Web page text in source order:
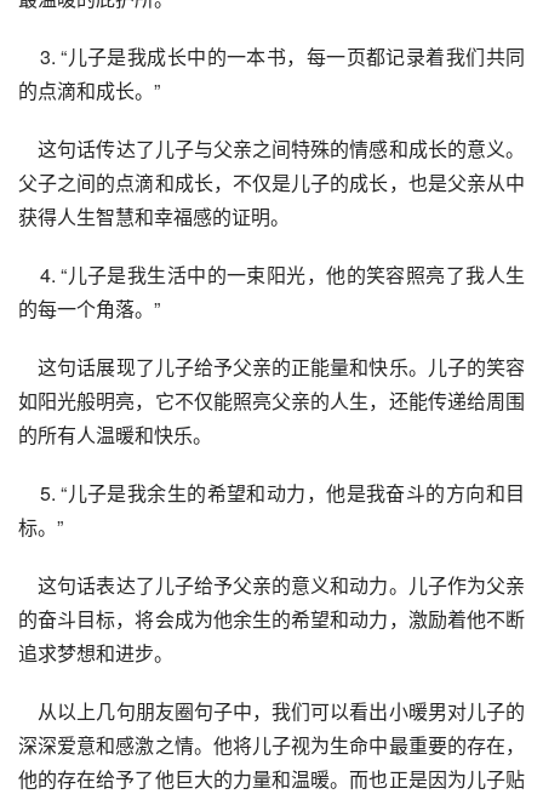
的点滴和成长。”
    这句话传达了儿子与父亲之间特殊的情感和成长的意义。
父子之间的点滴和成长，不仅是儿子的成长，也是父亲从中
获得人生智慧和幸福感的证明。
的每一个角落。”
    这句话展现了儿子给予父亲的正能量和快乐。儿子的笑容
如阳光般明亮，它不仅能照亮父亲的人生，还能传递给周围
的所有人温暖和快乐。
标。”
    这句话表达了儿子给予父亲的意义和动力。儿子作为父亲
的奋斗目标，将会成为他余生的希望和动力，激励着他不断
追求梦想和进步。
深深爱意和感激之情。他将儿子视为生命中最重要的存在，
他的存在给予了他巨大的力量和温暖。而也正是因为儿子贴